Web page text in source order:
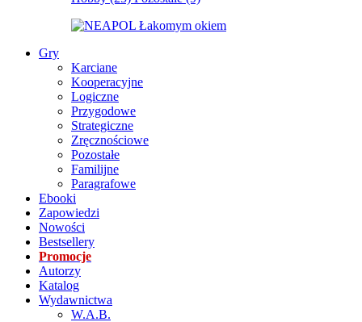
Gry
Karciane
Kooperacyjne
Logiczne
Przygodowe
Strategiczne
Zręcznościowe
Pozostałe
Familijne
Paragrafowe
Ebooki
Zapowiedzi
Nowości
Bestsellery
Promocje
Autorzy
Katalog
Wydawnictwa
W.A.B.